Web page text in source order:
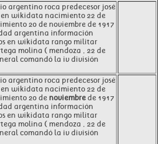
argentino roca predecesor josé
en wikidata nacimiento 22 de
20 de noviembre de 1917
argentina información
en wikidata rango militar
molina ( mendoza , 22 de
comandó la iv división
argentino roca predecesor josé
en wikidata nacimiento 22 de
20 de noviembre de 1917
argentina información
en wikidata rango militar
molina ( mendoza , 22 de
comandó la iv división